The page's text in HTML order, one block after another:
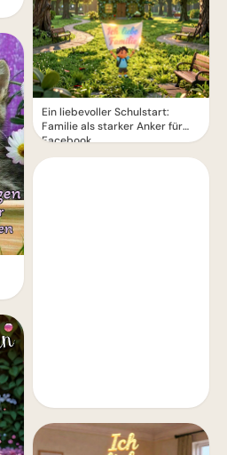
Ein liebevoller Schulstart:
Familie als starker Anker für
Facebook